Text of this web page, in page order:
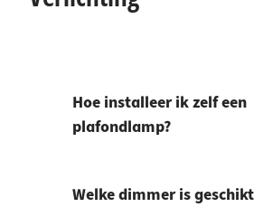
Hoe installeer ik zelf een
plafondlamp?
Welke dimmer is